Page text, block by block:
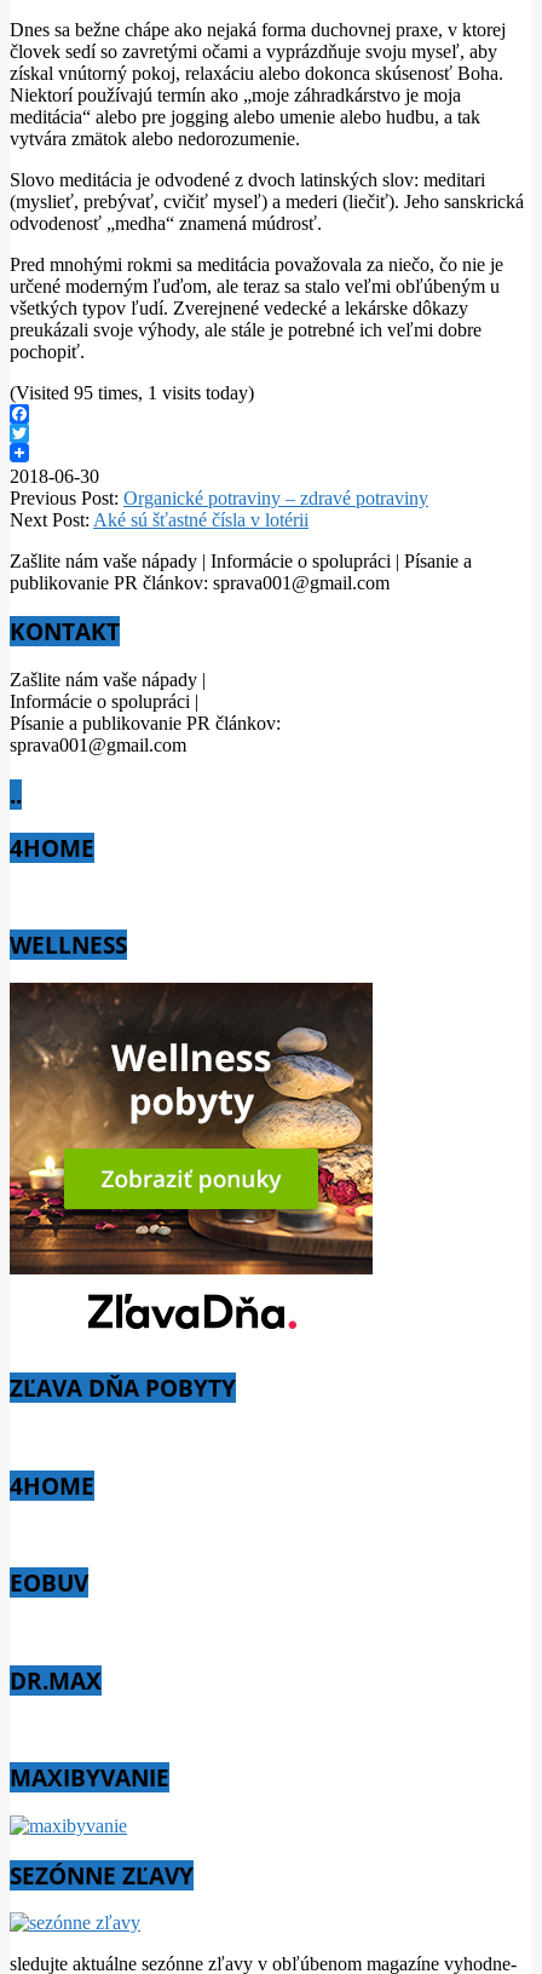
Dnes sa bežne chápe ako nejaká forma duchovnej praxe, v ktorej
človek sedí so zavretými očami a vyprázdňuje svoju myseľ, aby
získal vnútorný pokoj, relaxáciu alebo dokonca skúsenosť Boha.
Niektorí používajú termín ako „moje záhradkárstvo je moja
meditácia“ alebo pre jogging alebo umenie alebo hudbu, a tak
vytvára zmätok alebo nedorozumenie.
Slovo meditácia je odvodené z dvoch latinských slov: meditari
(myslieť, prebývať, cvičiť myseľ) a mederi (liečiť). Jeho sanskrická
odvodenosť „medha“ znamená múdrosť.
Pred mnohými rokmi sa meditácia považovala za niečo, čo nie je
určené moderným ľuďom, ale teraz sa stalo veľmi obľúbeným u
všetkých typov ľudí. Zverejnené vedecké a lekárske dôkazy
preukázali svoje výhody, ale stále je potrebné ich veľmi dobre
pochopiť.
(Visited 95 times, 1 visits today)
Facebook
Twitter
2018-06-30
Previous Post: Organické potraviny – zdravé potraviny
Next Post: Aké sú šťastné čísla v lotérii
Zašlite nám vaše nápady | Informácie o spolupráci | Písanie a
publikovanie PR článkov: sprava001@gmail.com
KONTAKT
Zašlite nám vaše nápady |
Informácie o spolupráci |
Písanie a publikovanie PR článkov:
sprava001@gmail.com
..
4HOME
WELLNESS
ZĽAVA DŇA POBYTY
4HOME
EOBUV
DR.MAX
MAXIBYVANIE
SEZÓNNE ZĽAVY
sledujte aktuálne sezónne zľavy v obľúbenom magazíne vyhodne-